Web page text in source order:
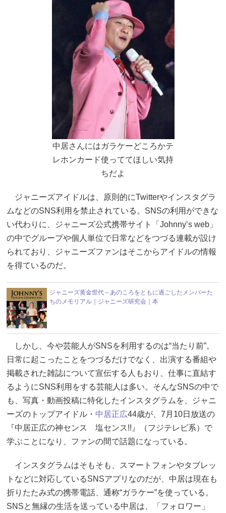
中居さんにはガラケーどころかテ
レホンカード使っててほしい気持
ちだよ
ジャニーズアイドルは、原則的にTwitterやインスタグラ
ムなどのSNS利用を禁止されている。SNSの利用ができな
い代わりに、ジャニーズ公式携帯サイト「Johnny’s web」
の中でグループや個人単位で日常などをつづる連載が設け
られており、ジャニーズファンはそこからアイドルの情報
を得ているのだ。
ジャニーズ黄金世代～あのころをともに過ごしたメンバーた
ちのメモリアル｜ジャニーズ研究会｜本
しかし、今や芸能人がSNSを利用するのは“当たり前”。
日常に起こったことをつづるだけでなく、出演する番組や
掲載された雑誌について宣伝する人もおり、仕事に直結す
るようにSNS利用をする芸能人は多い。そんなSNSの中で
も、写真・動画投稿に特化したインスタグラムを、ジャニ
ーズのトップアイドル・ 中居正広44歳が、7月10日放送の
『中居正広の神センス 塩センス!!』（フジテレビ系）で
学ぶことになり、ファンの間で話題になっている。
インスタグラムはそもそも、スマートフォンやタブレッ
トなどに対応しているSNSアプリなのだが、中居は現在も
折りたたみ式の携帯電話、通称“ガラケー”を使っている。
SNSと無縁の生活を送っている中居は、「フォロワー」